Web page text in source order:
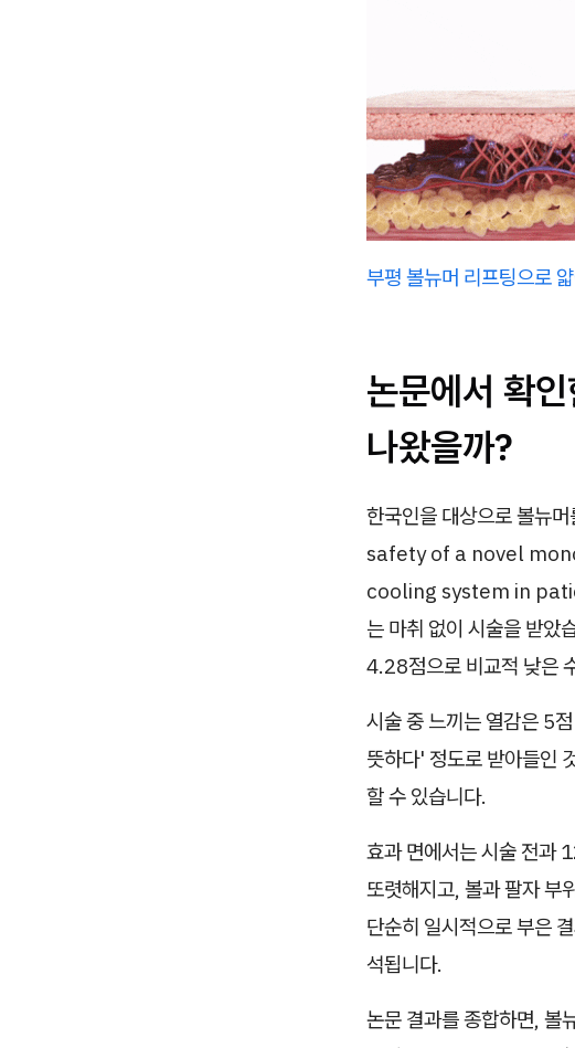
부평 볼뉴머 리프팅으로
논문에서 확
나왔을까?
한국인을 대상으로 볼뉴
safety of a novel
cooling system in
는 마취 없이 시술을 받았
4.28점으로 비교적 낮은
시술 중 느끼는 열감은 5
뜻하다' 정도로 받아들인
할 수 있습니다.
효과 면에서는 시술 전과
또렷해지고, 볼과 팔자 부
단순히 일시적으로 부은
석됩니다.
논문 결과를 종합하면, 볼